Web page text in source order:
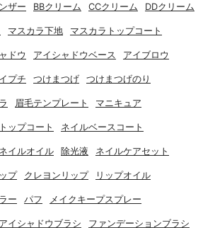
ザー BBクリーム CCクリーム DDクリーム
マスカラ下地 マスカラトップコート
ドウ アイシャドウベース アイブロウ
プチ つけまつげ つけまつげのり
眉毛テンプレート マニキュア
ップコート ネイルベースコート
ネイルオイル 除光液 ネイルケアセット
プ クレヨンリップ リップオイル
ー パフ メイクキープスプレー
アイシャドウブラシ ファンデーションブラシ